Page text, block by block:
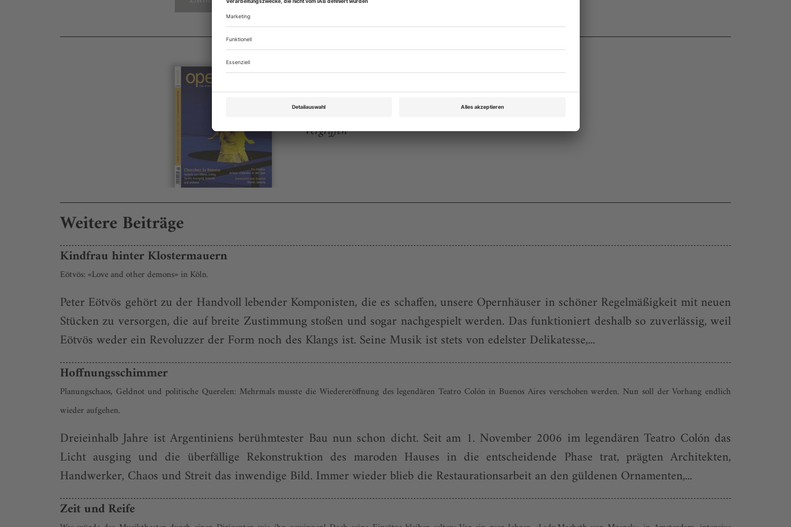
von Ekkehard Pluta
Vergriffen
Weitere Beiträge
Kindfrau hinter Klostermauern
Eötvös: «Love and other demons» in Köln.
Peter Eötvös gehört zu der Handvoll lebender Komponisten, die es schaffen, unsere Opernhäuser in schöner Regelmäßigkeit mit neuen
Stücken zu versorgen, die auf breite Zustimmung stoßen und sogar nachgespielt werden. Das funktioniert deshalb so zuverlässig, weil
Eötvös weder ein Revoluzzer der Form noch des Klangs ist. Seine Musik ist stets von edelster Delikatesse,...
Hoffnungsschimmer
Planungschaos, Geldnot und politische Querelen: Mehrmals musste die Wiedereröffnung des legendären Teatro Colón in Buenos Aires verschoben werden. Nun soll der Vorhang endlich
wieder aufgehen.
Dreieinhalb Jahre ist Argentiniens berühmtester Bau nun schon dicht. Seit am 1. November 2006 im legendären Teatro Colón das
Licht ausging und die überfällige Rekonstruktion des maroden Hauses in die entscheidende Phase trat, prägten Architekten,
Handwerker, Chaos und Streit das inwendige Bild. Immer wieder blieb die Restaurationsarbeit an den güldenen Ornamenten,...
Zeit und Reife